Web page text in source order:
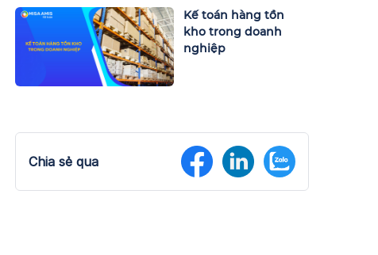
Kế toán hàng tồn
kho trong doanh
nghiệp
Chia sẻ qua